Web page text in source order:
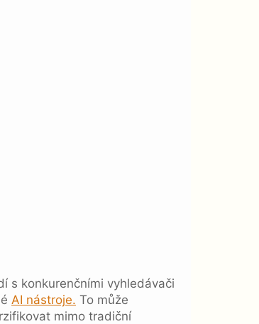
s konkurenčními vyhledávači
AI nástroje. To může
mimo tradiční